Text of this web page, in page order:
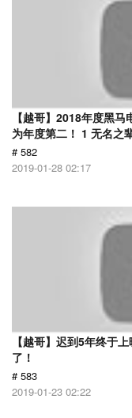
【越哥】2018年度黑
为年度第二！ 1 无名之
# 582
2019-01-28 02:17
【越哥】迟到5年终于
了！
# 583
2019-01-23 02:22